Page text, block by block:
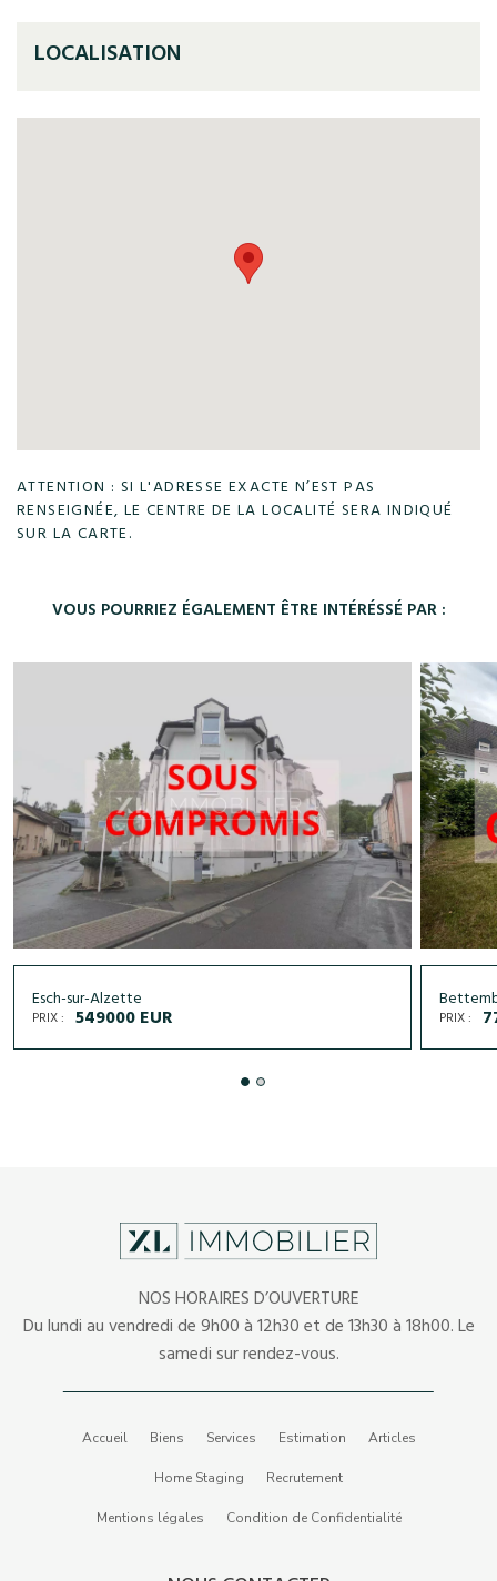
LOCALISATION
ATTENTION : SI L'ADRESSE EXACTE N’EST PAS
RENSEIGNÉE, LE CENTRE DE LA LOCALITÉ SERA INDIQUÉ
SUR LA CARTE.
VOUS POURRIEZ ÉGALEMENT ÊTRE INTÉRÉSSÉ PAR :
Esch-sur-Alzette
PRIX : 549000 EUR PRIX :
NOS HORAIRES D’OUVERTURE
Du lundi au vendredi de 9h00 à 12h30 et de 13h30 à 18h00. Le
samedi sur rendez-vous.
Accueil Biens Services Estimation Articles
Home Staging Recrutement
Mentions légales Condition de Confidentialité